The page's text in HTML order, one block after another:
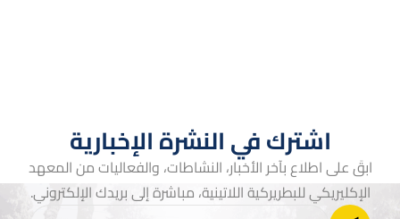
اشترك في النشرة الإخبارية
ابقَ على اطلاع بآخر الأخبار، النشاطات، والفعاليات من المعهد
الإكليريكي للبطريركية اللاتينية، مباشرة إلى بريدك الإلكتروني.